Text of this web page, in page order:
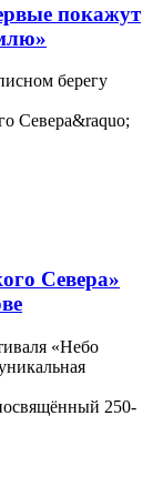
покажут
берегу
Севера»
«Небо